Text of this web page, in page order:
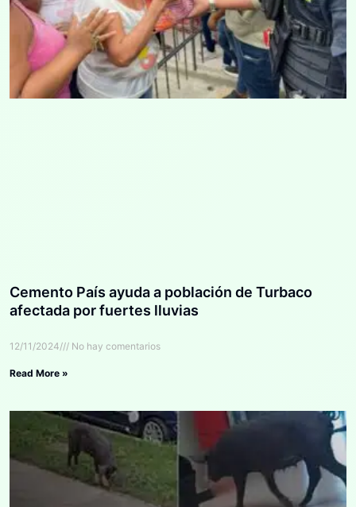
Cemento País ayuda a población de Turbaco
afectada por fuertes lluvias
12/11/2024 No hay comentarios
Read More »